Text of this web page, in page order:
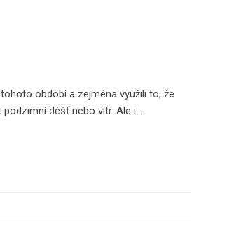
období a zejména využili to, že
déšť nebo vítr. Ale i…